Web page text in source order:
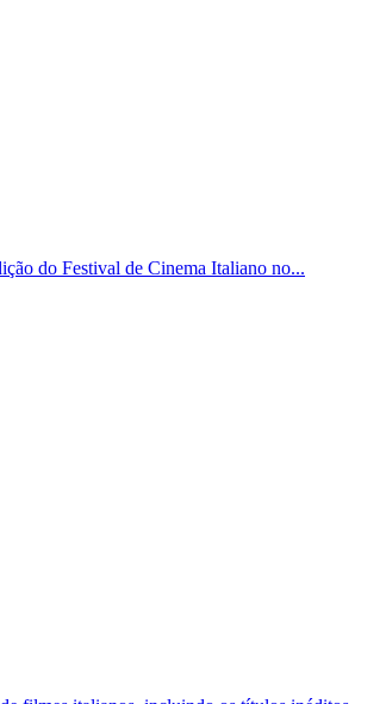
do Festival de Cinema Italiano no...